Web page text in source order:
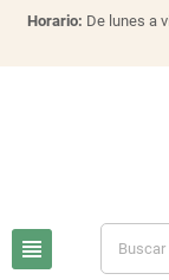
Horario: De lunes a
view_headline